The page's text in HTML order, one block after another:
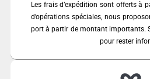
Les frais d’expédition sont offerts à
d’opérations spéciales, nous
port à partir de montant importants.
pour rester